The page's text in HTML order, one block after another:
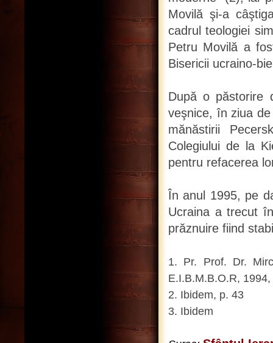
Movilă şi-a
cadrul teologiei
Petru Movilă a
Bisericii ucraino-
După o păstorire
veşnice, în ziua
mănăstirii
Colegiului de la
pentru refacerea
În anul 1995, pe
Ucraina a trecut
prăznuire fiind
1. Pr. Prof. Dr.
E.I.B.M.B.O.R,
2. Ibidem, p. 43
3. Ibidem